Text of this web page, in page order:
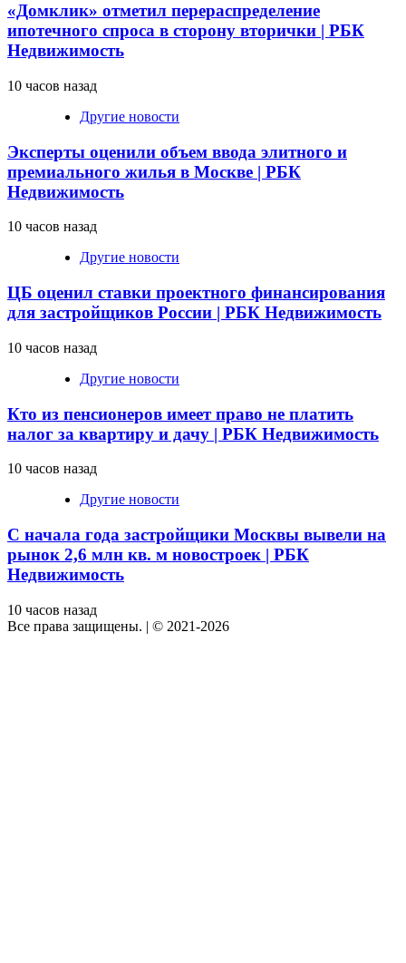
«Домклик» отметил перераспределение
ипотечного спроса в сторону вторички | РБК
Недвижимость
10 часов назад
Другие новости
Эксперты оценили объем ввода элитного и
премиального жилья в Москве | РБК
Недвижимость
10 часов назад
Другие новости
ЦБ оценил ставки проектного финансирования
для застройщиков России | РБК Недвижимость
10 часов назад
Другие новости
Кто из пенсионеров имеет право не платить
налог за квартиру и дачу | РБК Недвижимость
10 часов назад
Другие новости
С начала года застройщики Москвы вывели на
рынок 2,6 млн кв. м новостроек | РБК
Недвижимость
10 часов назад
Все права защищены. | © 2021-2026